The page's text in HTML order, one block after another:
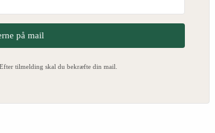
på mail
tilmelding skal du bekræfte din mail.